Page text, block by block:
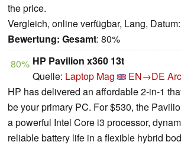
the price.
Vergleich, online verfügbar, Lang,
Bewertung: Gesamt: 80%
80% HP Pavilion x360 13t
Quelle: Laptop Mag EN→DE
HP has delivered an affordable 2-in-1
be your primary PC. For $530, the
a powerful Intel Core i3 processor,
reliable battery life in a flexible hybrid